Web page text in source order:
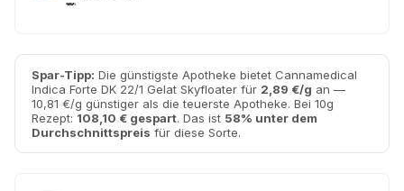
Spar-Tipp: Die günstigste Apotheke bietet Cannamedical
Indica Forte DK 22/1 Gelat Skyfloater für 2,89 €/g an —
10,81 €/g günstiger als die teuerste Apotheke. Bei 10g
Rezept: 108,10 € gespart. Das ist 58% unter dem
Durchschnittspreis für diese Sorte.